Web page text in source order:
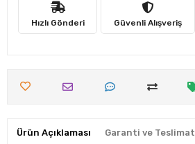
Hızlı Gönderi Güvenli Alışveriş
Ürün Açıklaması Garanti ve Teslimat